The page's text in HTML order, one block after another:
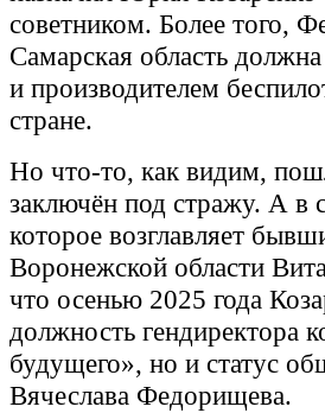
советником. Более того,
Самарская область
и производителем
стране.
Но что-то, как видим,
заключён под стражу. А в
которое возглавляет
Воронежской области
что осенью 2025 года
должность гендиректора
будущего», но и статус
Вячеслава Федорищева.